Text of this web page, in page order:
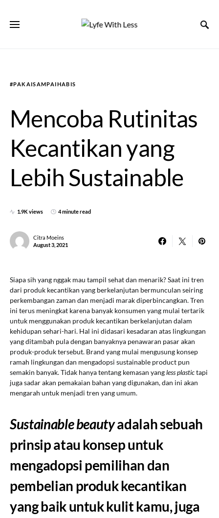
#PAKAISAMPAIHABIS
Mencoba Rutinitas
Kecantikan yang
Lebih Sustainable
1.9K views 4 minute read
Citra Moeins
August 3, 2021
Siapa sih yang nggak mau tampil sehat dan menarik? Saat ini tren
dari produk kecantikan yang berkelanjutan bermunculan seiring
perkembangan zaman dan menjadi marak diperbincangkan. Tren
ini terus meningkat karena banyak konsumen yang mulai tertarik
untuk menggunakan produk kecantikan berkelanjutan dalam
kehidupan sehari-hari. Hal ini didasari kesadaran atas lingkungan
yang ditambah pula dengan banyaknya penawaran pasar akan
produk-produk tersebut. Brand yang mulai mengusung konsep
ramah lingkungan dan mengadopsi sustainable product pun
semakin banyak. Tidak hanya tentang kemasan yangless plastictapi
juga sadar akan pemakaian bahan yang digunakan, dan ini akan
mengarah untuk menjadi tren yang umum.
Sustainable beautyadalah sebuah
prinsip atau konsep untuk
mengadopsi pemilihan dan
pembelian produk kecantikan
yang baik untuk kulit kamu, juga